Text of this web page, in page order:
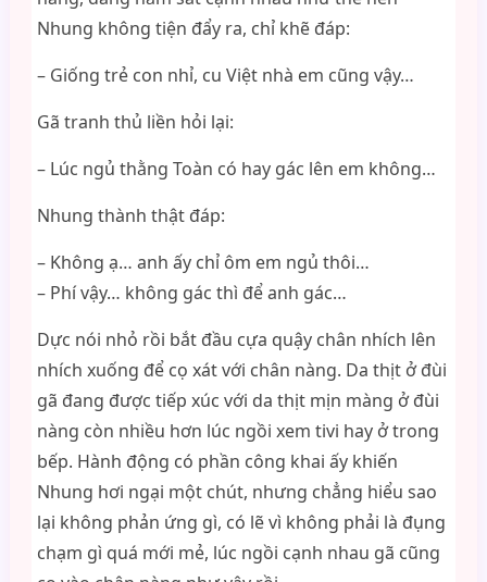
Nhung không tiện đẩy ra, chỉ khẽ đáp:
– Giống trẻ con nhỉ, cu Việt nhà em cũng vậy…
Gã tranh thủ liền hỏi lại:
– Lúc ngủ thằng Toàn có hay gác lên em không…
Nhung thành thật đáp:
– Không ạ… anh ấy chỉ ôm em ngủ thôi…
– Phí vậy… không gác thì để anh gác…
Dực nói nhỏ rồi bắt đầu cựa quậy chân nhích lên
nhích xuống để cọ xát với chân nàng. Da thịt ở đùi
gã đang được tiếp xúc với da thịt mịn màng ở đùi
nàng còn nhiều hơn lúc ngồi xem tivi hay ở trong
bếp. Hành động có phần công khai ấy khiến
Nhung hơi ngại một chút, nhưng chẳng hiểu sao
lại không phản ứng gì, có lẽ vì không phải là đụng
chạm gì quá mới mẻ, lúc ngồi cạnh nhau gã cũng